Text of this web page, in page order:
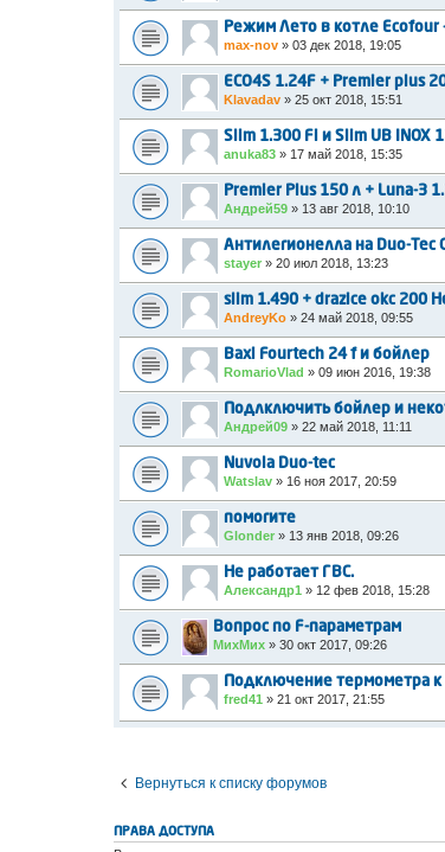
Режим Лето в котле Ecofour
max-nov » 03 дек 2018, 19:05
ECO4S 1.24F + Premier plus
Klavadav » 25 окт 2018, 15:51
Slim 1.300 Fi и Slim UB INOX
anuka83 » 17 май 2018, 15:35
Premier Plus 150 л + Luna-3
Андрей59 » 13 авг 2018, 10:10
Антилегионелла на Duo-Tec
stayer » 20 июл 2018, 13:23
slim 1.490 + drazice okc 200
AndreyKo » 24 май 2018, 09:55
Baxi Fourtech 24 f и бойлер
RomarioVlad » 09 июн 2016, 19:38
Подлключить бойлер и
Андрей09 » 22 май 2018, 11:11
Nuvola Duo-tec
Watslav » 16 ноя 2017, 20:59
помогите
Glonder » 13 янв 2018, 09:26
Не работает ГВС.
Александр1 » 12 фев 2018, 15:28
Вопрос по F-параметрам
МихМих » 30 окт 2017, 09:26
Подключение термометра
fred41 » 21 окт 2017, 21:55
Вернуться к списку форумов
ПРАВА ДОСТУПА